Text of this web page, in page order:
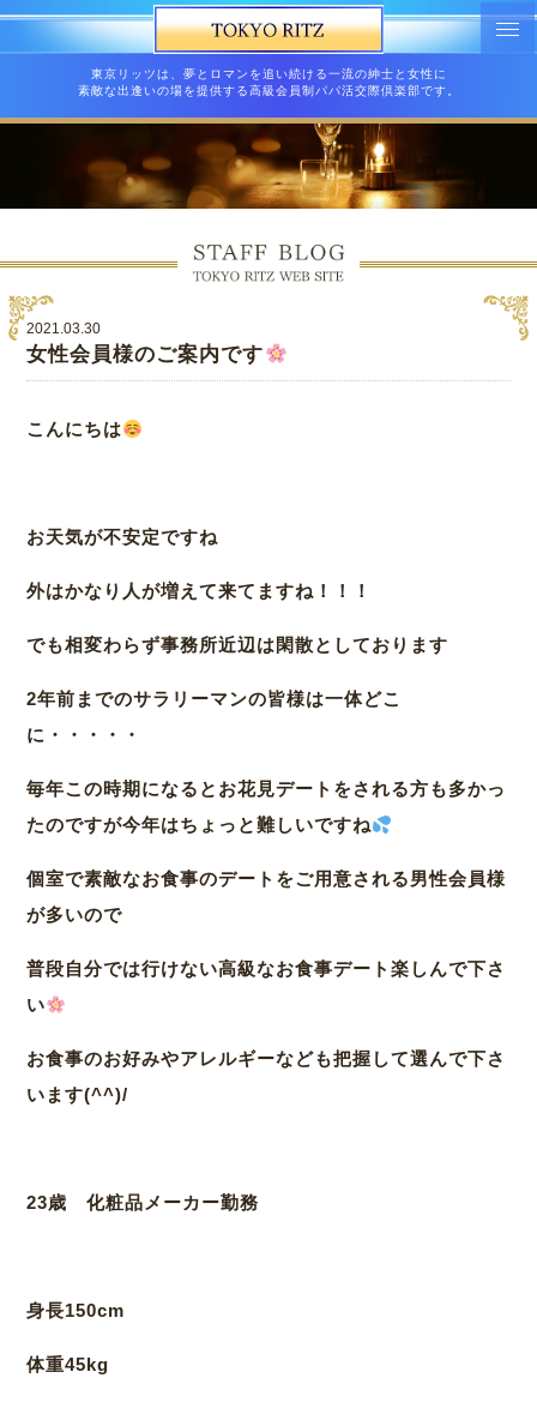
東京リッツは、夢とロマンを追い続ける一流の紳士と女性に
素敵な出逢いの場を提供する高級会員制パパ活交際倶楽部です。
2021.03.30
女性会員様のご案内です
こんにちは
お天気が不安定ですね
外はかなり人が増えて来てますね！！！
でも相変わらず事務所近辺は閑散としております
2年前までのサラリーマンの皆様は一体どこ
に・・・・・
毎年この時期になるとお花見デートをされる方も多かっ
たのですが今年はちょっと難しいですね
個室で素敵なお食事のデートをご用意される男性会員様
が多いので
普段自分では行けない高級なお食事デート楽しんで下さ
い
お食事のお好みやアレルギーなども把握して選んで下さ
います(^^)/
23歳 化粧品メーカー勤務
身長150cm
体重45kg